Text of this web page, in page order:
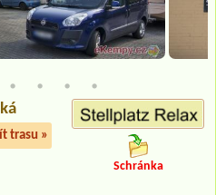
trasu »
Schránka